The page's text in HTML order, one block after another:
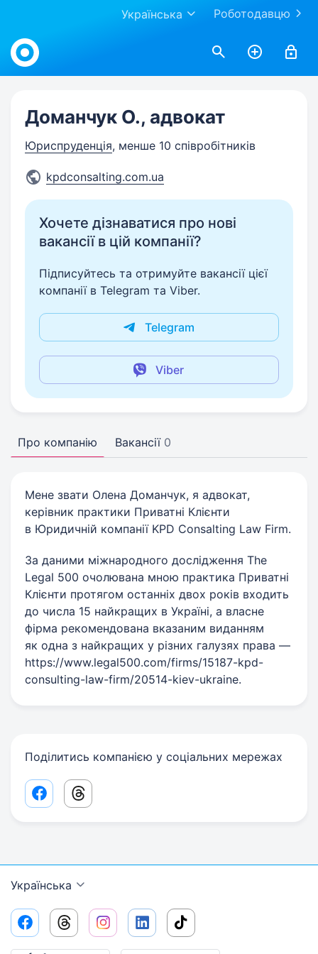
Роботодавцю
Українська
Work.ua
Доманчук О., адвокат
Юриспруденція, менше 10 співробітників
kpdconsalting.com.ua
Хочете дізнаватися про нові
вакансії в цій компанії?
Підписуйтесь та отримуйте вакансії цієї
компанії в Telegram та Viber.
Telegram
Viber
Про компанію Вакансії 0
Мене звати Олена Доманчук, я адвокат,
керівник практики Приватні Клієнти
в Юридичній компанії KPD Consalting Law Firm.
За даними міжнародного дослідження The
Legal 500 очолювана мною практика Приватні
Клієнти протягом останніх двох років входить
до числа 15 найкращих в Україні, а власне
фірма рекомендована вказаним виданням
як одна з найкращих у різних галузях права —
https://www.legal500.com/firms/15187-kpd-
consulting-law-firm/20514-kiev-ukraine.
Поділитись компанією у соціальних мережах
Facebook share link
Threads share link
Українська